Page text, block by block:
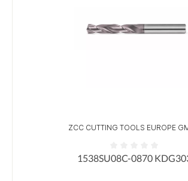
ZCC CUTTING TOOLS EUROPE
Durchschnittliche Bewertung von 0
1538SU08C-0870